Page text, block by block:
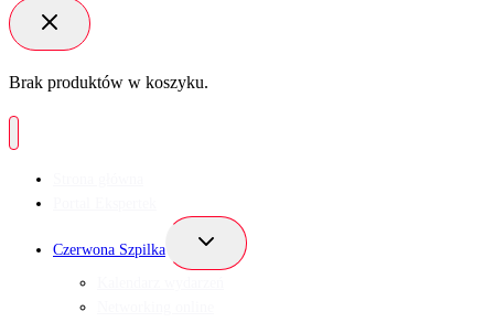
Brak produktów w koszyku.
Czerwona Szpilka
Przełącz
podrzędne